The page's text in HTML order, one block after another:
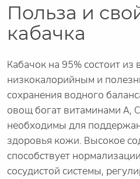
Польза и
кабачка
Кабачок на 95% состоит из
низкокалорийным и
сохранения водного
овощ богат витаминами A,
необходимы для
здоровья кожи. Высокое
способствует
сосудистой системы,